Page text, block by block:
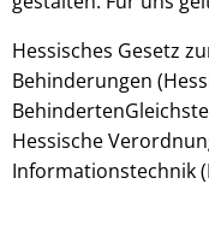
Hessisches Gesetz
Behinderungen
Hessische
Informationstechnik